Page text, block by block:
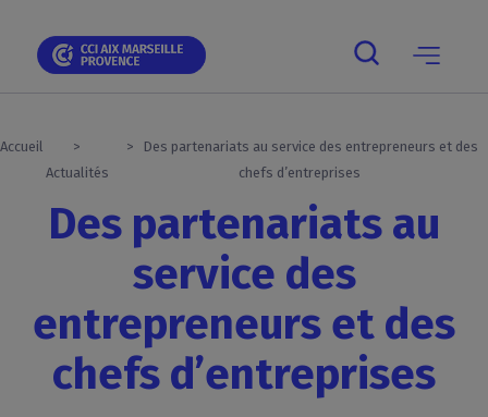
navigation
navigation
principal
mobile
Accueil
Actualités
Des partenariats au service des entrepreneurs et des
chefs d’entreprises
Des partenariats au
service des
entrepreneurs et des
chefs d’entreprises